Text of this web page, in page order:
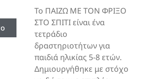
Το ΠΑΙΖΩ ΜΕ ΤΟΝ ΦΡΙΞΟ
ΣΤΟ ΣΠΙΤΙ είναι ένα
τετράδιο
δραστηριοτήτων για
παιδιά ηλικίας 5-8 ετών.
Δημιουργήθηκε με στόχο